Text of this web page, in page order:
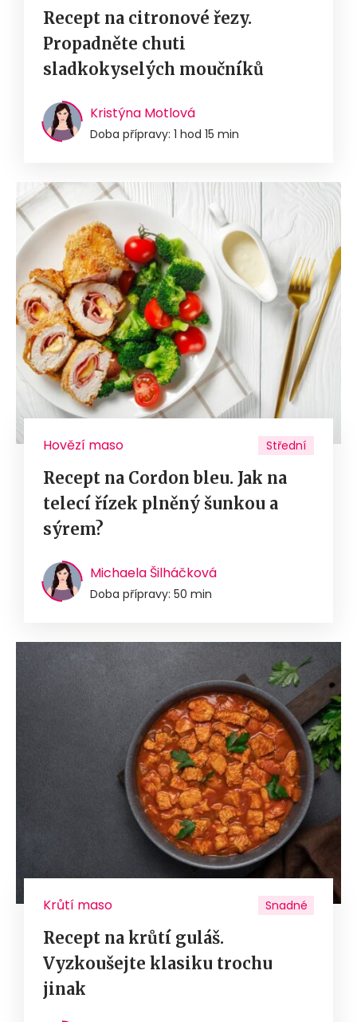
Recept na citronové řezy.
Propadněte chuti
sladkokyselých moučníků
Kristýna Motlová
Doba přípravy: 1 hod 15 min
Hovězí maso Střední
Recept na Cordon bleu. Jak na
telecí řízek plněný šunkou a
sýrem?
Michaela Šilháčková
Doba přípravy: 50 min
Krůtí maso Snadné
Recept na krůtí guláš.
Vyzkoušejte klasiku trochu
jinak